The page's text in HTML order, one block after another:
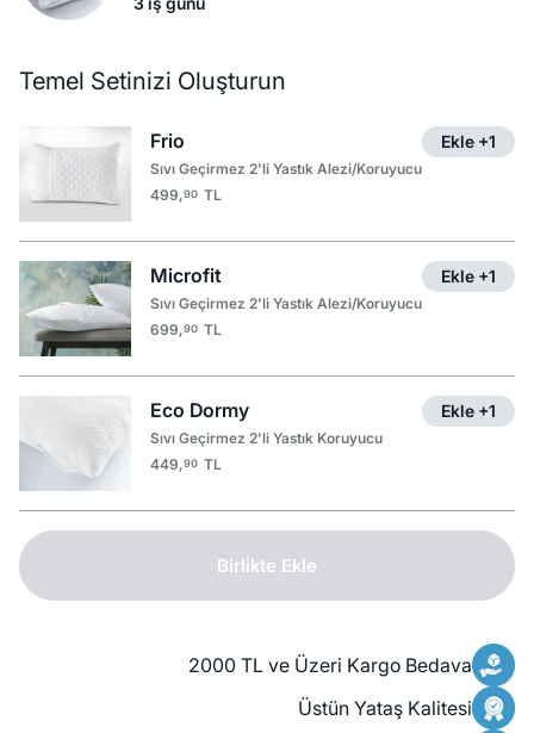
Temel Setinizi Oluşturun
Frio
Sıvı Geçirmez 2'li Yastık Alezi/Koruyucu
499,90 TL
Ekle +1
Microfit
Sıvı Geçirmez 2'li Yastık Alezi/Koruyucu
699,90 TL
Ekle +1
Eco Dormy
Sıvı Geçirmez 2'li Yastık Koruyucu
449,90 TL
Ekle +1
Birlikte Ekle
2000 TL ve Üzeri Kargo Bedava
Üstün Yataş Kalitesi